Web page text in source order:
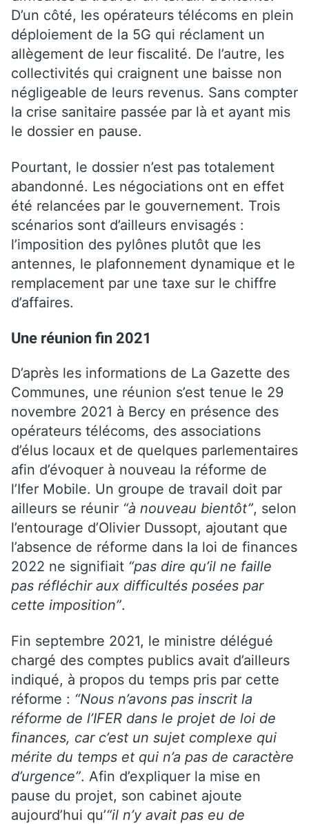
D’un côté, les opérateurs télécoms en plein
déploiement de la 5G qui réclament un
allègement de leur fiscalité. De l’autre, les
collectivités qui craignent une baisse non
négligeable de leurs revenus. Sans compter
la crise sanitaire passée par là et ayant mis
le dossier en pause.
Pourtant, le dossier n’est pas totalement
abandonné. Les négociations ont en effet
été relancées par le gouvernement. Trois
scénarios sont d’ailleurs envisagés :
l’imposition des pylônes plutôt que les
antennes, le plafonnement dynamique et le
remplacement par une taxe sur le chiffre
d’affaires.
Une réunion fin 2021
D’après les informations de La Gazette des
Communes, une réunion s’est tenue le 29
novembre 2021 à Bercy en présence des
opérateurs télécoms, des associations
d’élus locaux et de quelques parlementaires
afin d’évoquer à nouveau la réforme de
l’Ifer Mobile. Un groupe de travail doit par
ailleurs se réunir “à nouveau bientôt”, selon
l’entourage d’Olivier Dussopt, ajoutant que
l’absence de réforme dans la loi de finances
2022 ne signifiait “pas dire qu’il ne faille
pas réfléchir aux difficultés posées par
cette imposition”.
Fin septembre 2021, le ministre délégué
chargé des comptes publics avait d’ailleurs
indiqué, à propos du temps pris par cette
réforme : “Nous n’avons pas inscrit la
réforme de l’IFER dans le projet de loi de
finances, car c’est un sujet complexe qui
mérite du temps et qui n’a pas de caractère
d’urgence”. Afin d’expliquer la mise en
pause du projet, son cabinet ajoute
aujourd’hui qu’“il n’y avait pas eu de